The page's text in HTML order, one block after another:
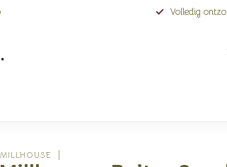
Volledig
MILLHOUSE